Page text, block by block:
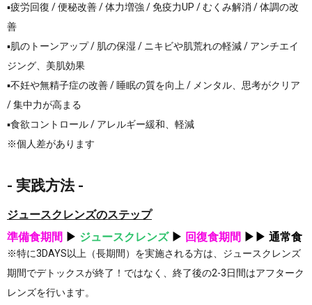
▪︎疲労回復 / 便秘改善 / 体力増強 / 免疫力UP / むくみ解消 / 体調の改
善
▪︎肌のトーンアップ / 肌の保湿 / ニキビや肌荒れの軽減 / アンチエイ
ジング、美肌効果
▪︎不妊や無精子症の改善 / 睡眠の質を向上 / メンタル、思考がクリア
/ 集中力が高まる
▪︎食欲コントロール / アレルギー緩和、軽減
※個人差があります
- 実践方法 -
ジュースクレンズのステップ
準備食期間 ▶︎ ジュースクレンズ▶︎ 回復食期間 ▶︎▶︎ 通常食
※特に3DAYS以上（長期間）を実施される方は、ジュースクレンズ
期間でデトックスが終了！ではなく、終了後の2-3日間はアフターク
レンズを行います。